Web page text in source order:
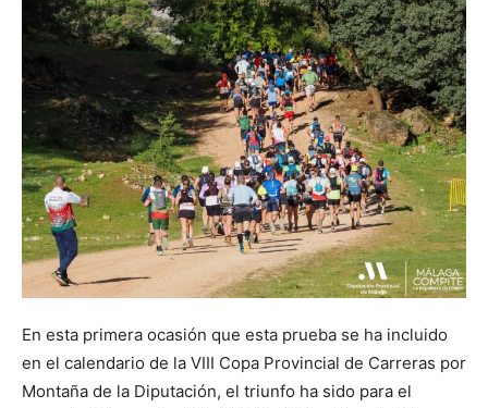
En esta primera ocasión que esta prueba se ha incluido
en el calendario de la VIII Copa Provincial de Carreras por
Montaña de la Diputación, el triunfo ha sido para el